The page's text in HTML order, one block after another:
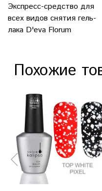
Экспресс-средство для
всех видов снятия гель-
лака D'eva Florum
Похожие